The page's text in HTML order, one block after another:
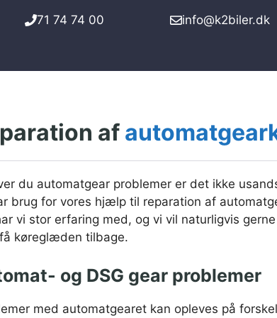
71 74 74 00 info@k2biler.dk
af
du automatgear problemer er det ikke
brug for vores hjælp til reparation af
vi stor erfaring med, og vi vil naturligvis
køreglæden tilbage.
og DSG gear problemer
med automatgearet kan opleves på